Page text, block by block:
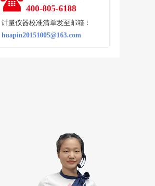
400-805-6188
计量仪器校准清单发至邮箱：
huapin20151005@163.com